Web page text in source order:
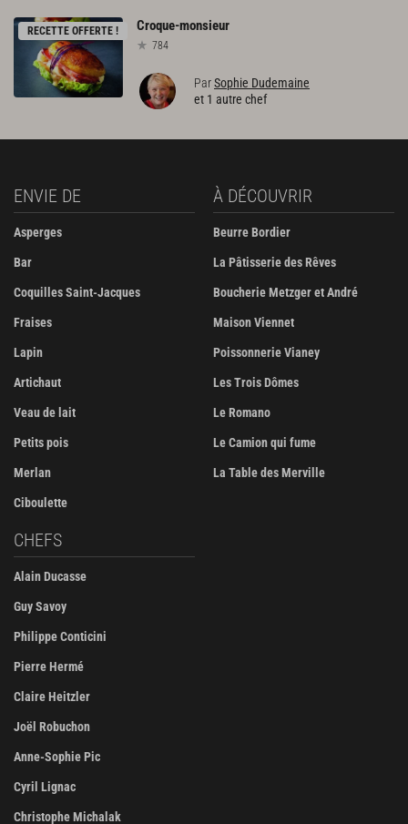
RECETTE OFFERTE ! Croque-monsieur
784
ParSophie Dudemaine
et 1 autre chef
ENVIE DE
Asperges
Bar
Coquilles Saint-Jacques
Fraises
Lapin
Artichaut
Veau de lait
Petits pois
Merlan
Ciboulette
À DÉCOUVRIR
Beurre Bordier
La Pâtisserie des Rêves
Boucherie Metzger et André
Maison Viennet
Poissonnerie Vianey
Les Trois Dômes
Le Romano
Le Camion qui fume
La Table des Merville
CHEFS
Alain Ducasse
Guy Savoy
Philippe Conticini
Pierre Hermé
Claire Heitzler
Joël Robuchon
Anne-Sophie Pic
Cyril Lignac
Christophe Michalak